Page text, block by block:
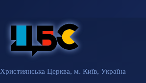
Християнська Церква, м. Київ, Україна